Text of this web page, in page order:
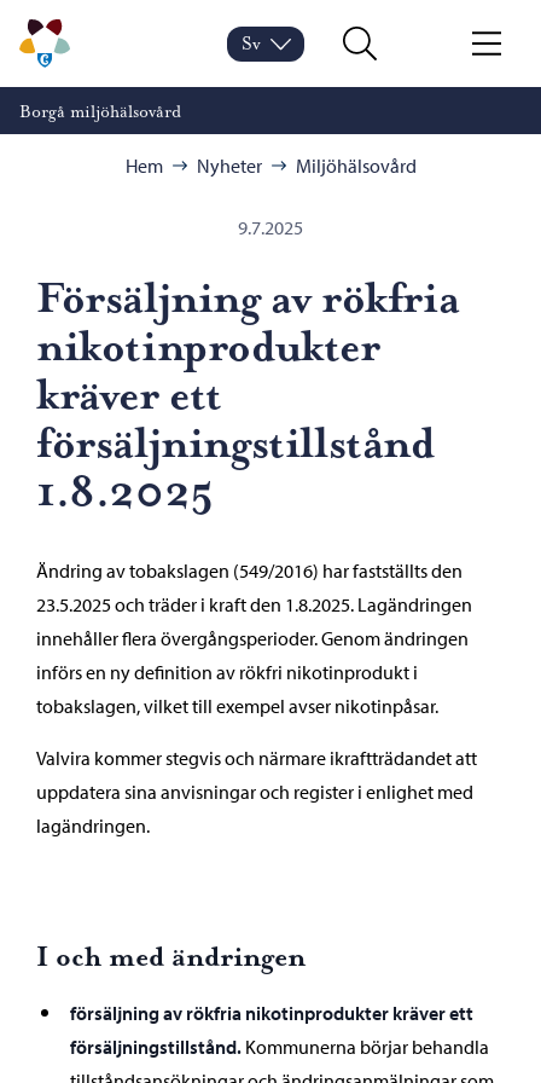
Borgå miljöhälsovård – Gå till startsidan
Meny
Byt språk
Nuvarande språk: Svenska
Sv
Sök
Borgå miljöhälsovård
Hem Nyheter Miljöhälsovård
9.7.2025
Försäljning av rökfria
nikotinprodukter
kräver ett
försäljningstillstånd
1.8.2025
Ändring av tobakslagen (549/2016) har fastställts den
23.5.2025 och träder i kraft den 1.8.2025. Lagändringen
innehåller flera övergångsperioder. Genom ändringen
införs en ny definition av rökfri nikotinprodukt i
tobakslagen, vilket till exempel avser nikotinpåsar.
Valvira kommer stegvis och närmare ikraftträdandet att
uppdatera sina anvisningar och register i enlighet med
lagändringen.
I och med ändringen
försäljning av rökfria nikotinprodukter kräver ett
försäljningstillstånd. Kommunerna börjar behandla